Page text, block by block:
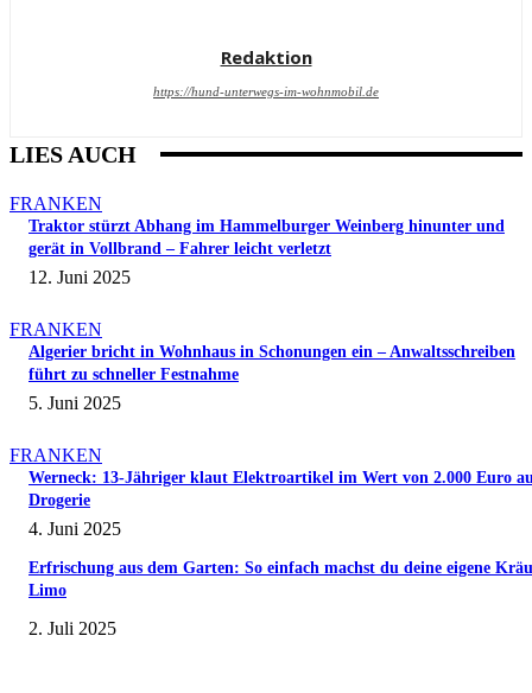
Redaktion
https://hund-unterwegs-im-wohnmobil.de
LIES AUCH
FRANKEN
Traktor stürzt Abhang im Hammelburger Weinberg hinunter und
gerät in Vollbrand – Fahrer leicht verletzt
12. Juni 2025
FRANKEN
Algerier bricht in Wohnhaus in Schonungen ein – Anwaltsschreiben
führt zu schneller Festnahme
5. Juni 2025
FRANKEN
Werneck: 13-Jähriger klaut Elektroartikel im Wert von 2.000 Euro
Drogerie
4. Juni 2025
Erfrischung aus dem Garten: So einfach machst du deine eigene
Limo
2. Juli 2025